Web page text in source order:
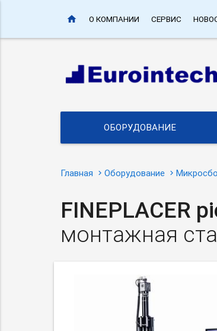
home О КОМПАНИИ СЕРВИС
ОБОРУДОВАНИЕ
Главная Оборудование
FINEPLACER
монтажная